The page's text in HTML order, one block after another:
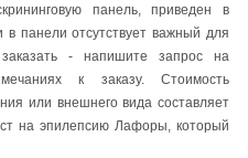
панель, приведен в
в панели отсутствует важный для
- напишите запрос на
к заказу. Стоимость
или внешнего вида составляет
на эпилепсию Лафоры, который